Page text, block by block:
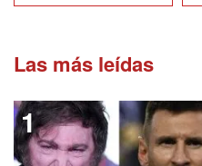
Las más leídas